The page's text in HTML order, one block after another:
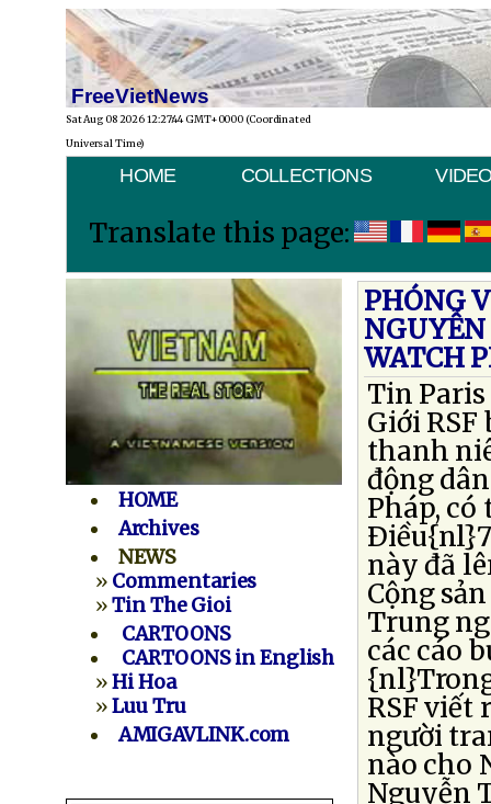
FreeVietNews
Sat Aug 08 2026 12:27:44 GMT+0000 (Coordinated
Universal Time)
HOME COLLECTIONS
Translate this page:
HOME
Archives
NEWS
» Commentaries
»Tin The Gioi
CARTOONS
CARTOONS in English
»Hi Hoa
»Luu Tru
AMIGAVLINK.com
PHÓNG
WATCH
Tin
Giới
thanh
động
Pháp,
này đã
Cộng
Trung
các cáo
RSF
người
nào cho
Nguyễn